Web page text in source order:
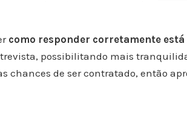
como responder corretamente está
possibilitando mais
chances de ser contratado, então